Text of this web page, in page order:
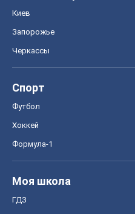
Киев
Запорожье
Черкассы
Спорт
Футбол
Хоккей
Формула-1
Моя школа
ГДЗ